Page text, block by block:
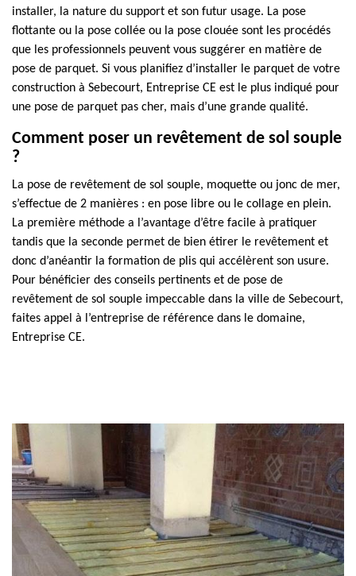
installer, la nature du support et son futur usage. La pose
flottante ou la pose collée ou la pose clouée sont les procédés
que les professionnels peuvent vous suggérer en matière de
pose de parquet. Si vous planifiez d’installer le parquet de votre
construction à Sebecourt, Entreprise CE est le plus indiqué pour
une pose de parquet pas cher, mais d’une grande qualité.
Comment poser un revêtement de sol souple
?
La pose de revêtement de sol souple, moquette ou jonc de mer,
s’effectue de 2 manières : en pose libre ou le collage en plein.
La première méthode a l’avantage d’être facile à pratiquer
tandis que la seconde permet de bien étirer le revêtement et
donc d’anéantir la formation de plis qui accélèrent son usure.
Pour bénéficier des conseils pertinents et de pose de
revêtement de sol souple impeccable dans la ville de Sebecourt,
faites appel à l’entreprise de référence dans le domaine,
Entreprise CE.